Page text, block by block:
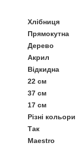
Хлібниця
Прямокутна
Дерево
Акрил
Відкидна
22 см
37 см
17 см
Різні кольори
Так
Maestro